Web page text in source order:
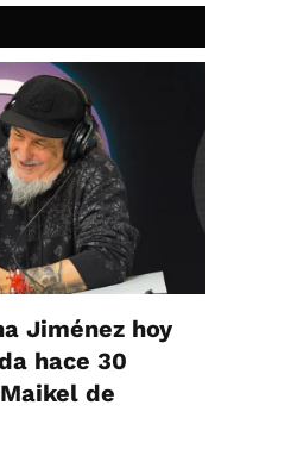
Jiménez hoy
hace 30
de